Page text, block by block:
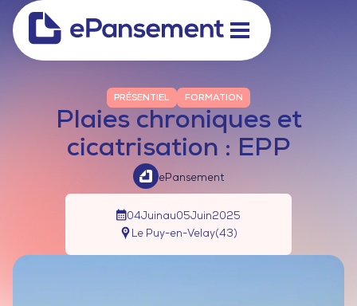
PRÉSENTIEL FORMATION
Plaies chroniques et
cicatrisation : EPP
ePansement
04Juinau05Juin2025
Le Puy-en-Velay(43)